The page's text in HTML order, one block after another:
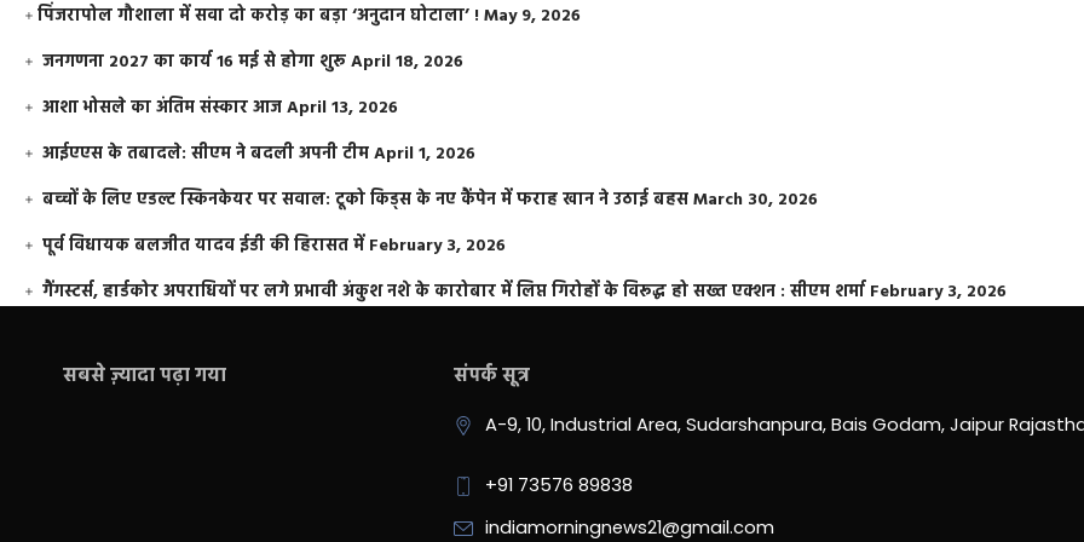
​पिंजरापोल गौशाला में सवा दो करोड़ का बड़ा ‘अनुदान घोटाला’ !May 9, 2026
जनगणना 2027 का कार्य 16 मई से होगा शुरूApril 18, 2026
आशा भोसले का अंतिम संस्कार आजApril 13, 2026
आईएएस के तबादले: सीएम ने बदली अपनी टीमApril 1, 2026
बच्चों के लिए एडल्ट स्किनकेयर पर सवाल: टूको किड्स के नए कैंपेन में फराह खान ने उठाई बहसMarch 30, 2026
पूर्व विधायक बलजीत यादव ईडी की हिरासत में February 3, 2026
गैंगस्टर्स, हार्डकोर अपराधियों पर लगे प्रभावी अंकुश नशे के कारोबार में लिप्त गिरोहों के विरूद्ध हो सख्त एक्शन : सीएम शर्मा February 3, 2026
सबसे ज़्यादा पढ़ा गया संपर्क सूत्र
A-9, 10, Industrial Area, Sudarshanpura, Bais Godam, Jaipur
+91 73576 89838
indiamorningnews21@gmail.com